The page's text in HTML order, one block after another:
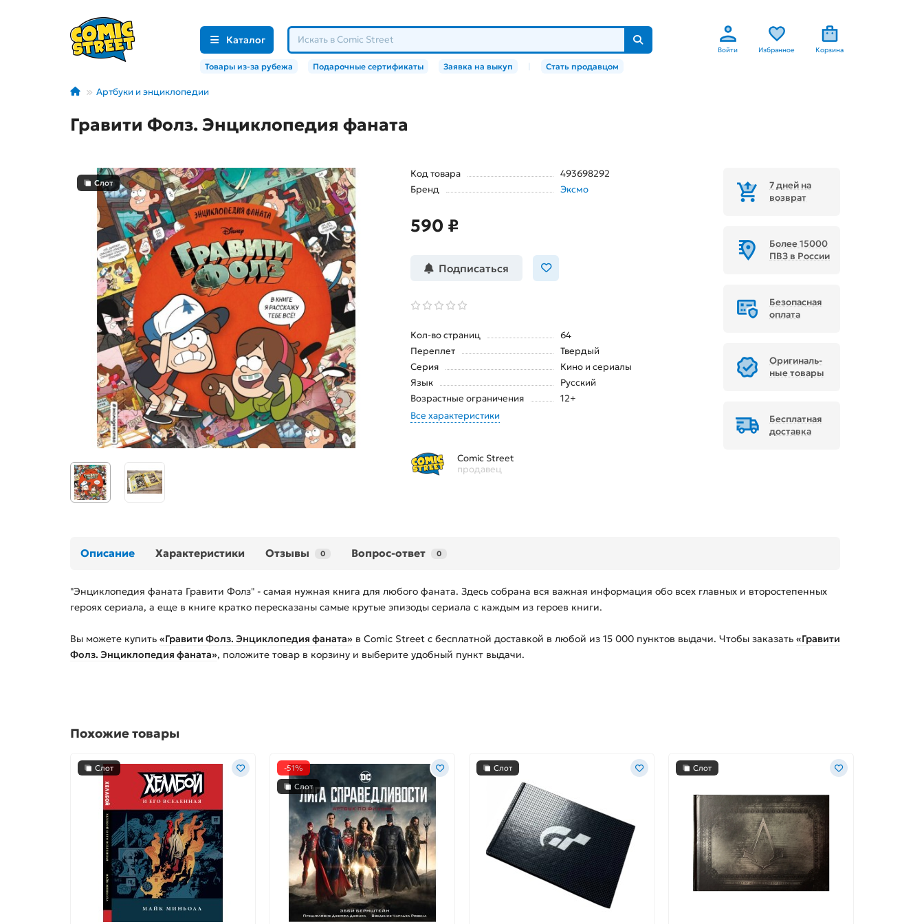
Каталог
Войти Избранное Корзина
Товары из-за рубежа Подарочные сертификаты Заявка на выкуп Стать продавцом
Артбуки и энциклопедии
Гравити Фолз. Энциклопедия фаната
Слот
Код товара
493698292
Бренд
Эксмо
590 ₽
Подписаться
Кол-во страниц
64
Переплет
Твердый
Серия
Кино и сериалы
Язык
Русский
Возрастные ограничения
12+
Все характеристики
Comic Street
продавец
7 дней на
возврат
Более 15000
ПВЗ в России
Безопасная
оплата
Ори­ги­наль­
ные товары
Бесплатная
доставка
Описание Характеристики Отзывы 0 Вопрос-ответ 0
"Энциклопедия фаната Гравити Фолз" - самая нужная книга для любого фаната. Здесь собрана вся важная информация обо всех главных и второстепенных
героях сериала, а еще в книге кратко пересказаны самые крутые эпизоды сериала с каждым из героев книги.
Вы можете купить «Гравити Фолз. Энциклопедия фаната» в Comic Street с бесплатной доставкой в любой из 15 000 пунктов выдачи. Чтобы заказать «Гравити
Фолз. Энциклопедия фаната», положите товар в корзину и выберите удобный пункт выдачи.
Похожие товары
Слот
-51%
Слот
Слот Слот